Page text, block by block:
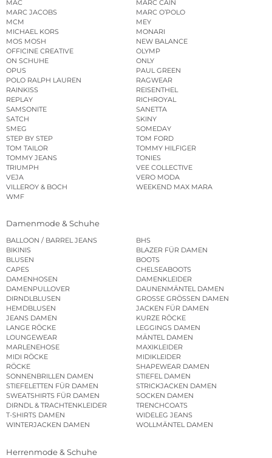
MAC
MARC CAIN
MARC JACOBS
MARC O’POLO
MCM
MEY
MICHAEL KORS
MONARI
MOS MOSH
NEW BALANCE
OFFICINE CREATIVE
OLYMP
ON SCHUHE
ONLY
OPUS
PAUL GREEN
POLO RALPH LAUREN
RAGWEAR
RAINKISS
REISENTHEL
REPLAY
RICHROYAL
SAMSONITE
SANETTA
SATCH
SKINY
SMEG
SOMEDAY
STEP BY STEP
TOM FORD
TOM TAILOR
TOMMY HILFIGER
TOMMY JEANS
TONIES
TRIUMPH
VEE COLLECTIVE
VEJA
VERO MODA
VILLEROY & BOCH
WEEKEND MAX MARA
WMF
Damenmode & Schuhe
BALLOON / BARREL JEANS
BHS
BIKINIS
BLAZER FÜR DAMEN
BLUSEN
BOOTS
CAPES
CHELSEABOOTS
DAMENHOSEN
DAMENKLEIDER
DAMENPULLOVER
DAUNENMÄNTEL DAMEN
DIRNDLBLUSEN
GROSSE GRÖSSEN DAMEN
HEMDBLUSEN
JACKEN FÜR DAMEN
JEANS DAMEN
KURZE RÖCKE
LANGE RÖCKE
LEGGINGS DAMEN
LOUNGEWEAR
MÄNTEL DAMEN
MARLENEHOSE
MAXIKLEIDER
MIDI RÖCKE
MIDIKLEIDER
RÖCKE
SHAPEWEAR DAMEN
SONNENBRILLEN DAMEN
STIEFEL DAMEN
STIEFELETTEN FÜR DAMEN
STRICKJACKEN DAMEN
SWEATSHIRTS FÜR DAMEN
SOCKEN DAMEN
DIRNDL & TRACHTENKLEIDER
TRENCHCOATS
T-SHIRTS DAMEN
WIDELEG JEANS
WINTERJACKEN DAMEN
WOLLMÄNTEL DAMEN
Herrenmode & Schuhe